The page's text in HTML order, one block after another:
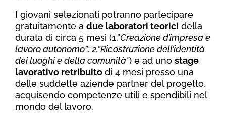
I giovani selezionati potranno partecipare
gratuitamente a due laboratori teorici della
durata di circa 5 mesi (1.”Creazione d’impresa e
lavoro autonomo”; 2.”Ricostruzione dell’identità
dei luoghi e della comunità”) e ad uno stage
lavorativo retribuito di 4 mesi presso una
delle suddette aziende partner del progetto,
acquisendo competenze utili e spendibili nel
mondo del lavoro.